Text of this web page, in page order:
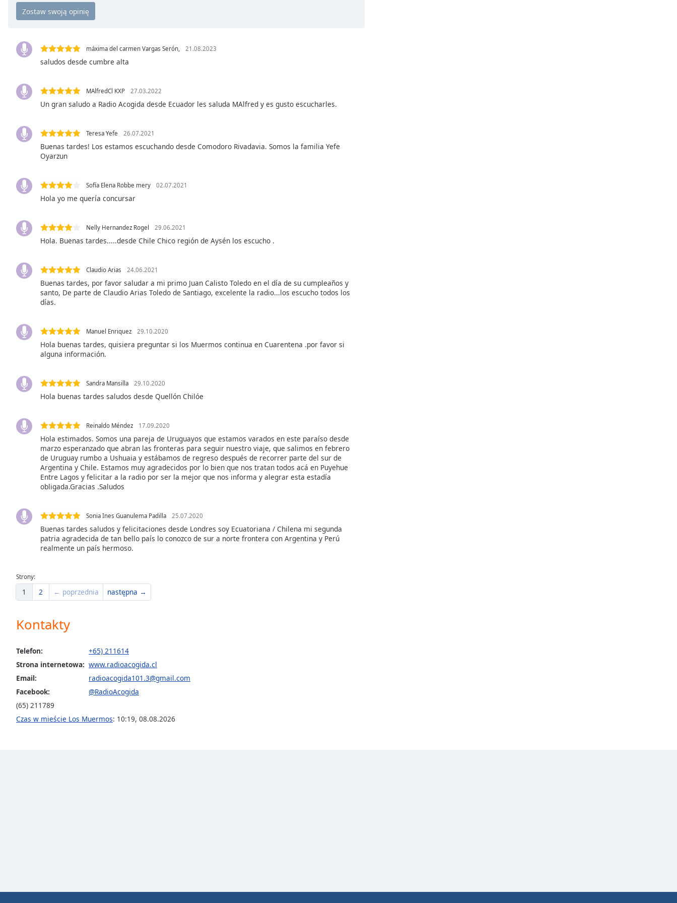
window.
Color
Opacity
Background
Color
Caption
Color
Edge
Font
Family
Reset
Done
máxima del carmen Vargas Serón, 21.08.2023
saludos desde cumbre alta
MAlfredCl KXP 27.03.2022
Un gran saludo a Radio Acogida desde Ecuador les saluda MAlfred y es gusto escucharles.
Teresa Yefe 26.07.2021
Buenas tardes! Los estamos escuchando desde Comodoro Rivadavia. Somos la familia Yefe
Oyarzun
Sofía Elena Robbe mery 02.07.2021
Hola yo me quería concursar
Nelly Hernandez Rogel 29.06.2021
Hola. Buenas tardes.....desde Chile Chico región de Aysén los escucho .
Claudio Arias 24.06.2021
Buenas tardes, por favor saludar a mi primo Juan Calisto Toledo en el día de su cumpleaños y
santo, De parte de Claudio Arias Toledo de Santiago, excelente la radio...los escucho todos los
días.
Manuel Enriquez 29.10.2020
Hola buenas tardes, quisiera preguntar si los Muermos continua en Cuarentena .por favor si
alguna información.
Sandra Mansilla 29.10.2020
Hola buenas tardes saludos desde Quellón Chilóe
Reinaldo Méndez 17.09.2020
Hola estimados. Somos una pareja de Uruguayos que estamos varados en este paraíso desde
marzo esperanzado que abran las fronteras para seguir nuestro viaje, que salimos en febrero
de Uruguay rumbo a Ushuaia y estábamos de regreso después de recorrer parte del sur de
Argentina y Chile. Estamos muy agradecidos por lo bien que nos tratan todos acá en Puyehue
Entre Lagos y felicitar a la radio por ser la mejor que nos informa y alegrar esta estadía
obligada.Gracias .Saludos
Sonia Ines Guanulema Padilla 25.07.2020
Buenas tardes saludos y felicitaciones desde Londres soy Ecuatoriana / Chilena mi segunda
patria agradecida de tan bello país lo conozco de sur a norte frontera con Argentina y Perú
realmente un país hermoso.
Strony:
1 2 ← poprzednia następna →
Kontakty
Telefon:
+65) 211614
Strona internetowa: www.radioacogida.cl
Email:
radioacogida101.3@gmail.com
Facebook:
@RadioAcogida
(65) 211789
Czas w mieście Los Muermos: 10:19, 08.08.2026